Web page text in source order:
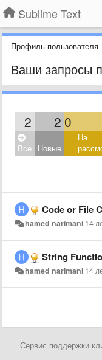
Sublime Text
Профиль пользователя
Ваши запросы
2 2 0
Все Новые
На
Code or File
hamed narimani 14
String
hamed narimani 14
Сервис поддержки